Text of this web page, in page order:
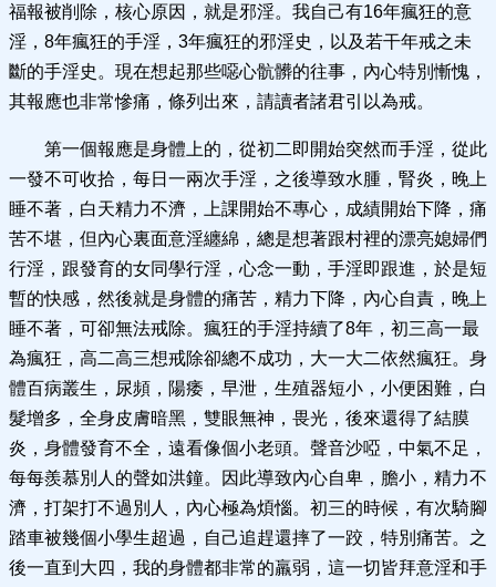
福報被削除，核心原因，就是邪淫。我自己有16年瘋狂的意
淫，8年瘋狂的手淫，3年瘋狂的邪淫史，以及若干年戒之未
斷的手淫史。現在想起那些噁心骯髒的往事，內心特別慚愧，
其報應也非常慘痛，條列出來，請讀者諸君引以為戒。
第一個報應是身體上的，從初二即開始突然而手淫，從此
一發不可收拾，每日一兩次手淫，之後導致水腫，腎炎，晚上
睡不著，白天精力不濟，上課開始不專心，成績開始下降，痛
苦不堪，但內心裏面意淫纏綿，總是想著跟村裡的漂亮媳婦們
行淫，跟發育的女同學行淫，心念一動，手淫即跟進，於是短
暫的快感，然後就是身體的痛苦，精力下降，內心自責，晚上
睡不著，可卻無法戒除。瘋狂的手淫持續了8年，初三高一最
為瘋狂，高二高三想戒除卻總不成功，大一大二依然瘋狂。身
體百病叢生，尿頻，陽痿，早泄，生殖器短小，小便困難，白
髮增多，全身皮膚暗黑，雙眼無神，畏光，後來還得了結膜
炎，身體發育不全，遠看像個小老頭。聲音沙啞，中氣不足，
每每羨慕別人的聲如洪鐘。因此導致內心自卑，膽小，精力不
濟，打架打不過別人，內心極為煩惱。初三的時候，有次騎腳
踏車被幾個小學生超過，自己追趕還摔了一跤，特別痛苦。之
後一直到大四，我的身體都非常的羸弱，這一切皆拜意淫和手